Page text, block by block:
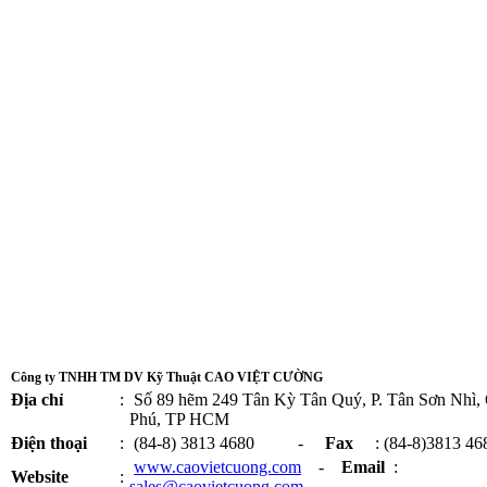
Công ty TNHH TM DV Kỹ Thuật CAO VIỆT CƯỜNG
Địa chỉ :
Số 89 hẽm 249 Tân Kỳ Tân Quý, P. Tân Sơn Nhì,
Phú, TP HCM
Điện thoại
: (84-8) 3813 4680 - Fax
: (84-8)3813
Website
:
www.caovietcuong.com - Email :